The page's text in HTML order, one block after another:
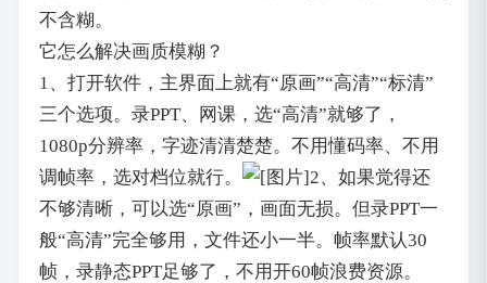
不含糊。
它怎么解决画质模糊？
1、打开软件，主界面上就有“原画”“高清”“标清”
三个选项。录PPT、网课，选“高清”就够了，
1080p分辨率，字迹清清楚楚。不用懂码率、不用
调帧率，选对档位就行。
2、如果觉得还
不够清晰，可以选“原画”，画面无损。但录PPT一
般“高清”完全够用，文件还小一半。帧率默认30
帧，录静态PPT足够了，不用开60帧浪费资源。